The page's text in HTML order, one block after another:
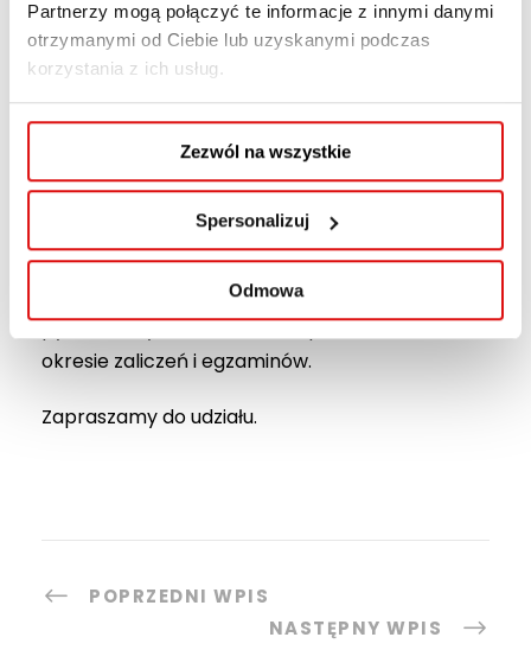
Partnerzy mogą połączyć te informacje z innymi danymi
otrzymanymi od Ciebie lub uzyskanymi podczas
korzystania z ich usług.
Zezwól na wszystkie
Spersonalizuj
Odmowa
Spotkanie będzie poświęcone praktycznym
sposobom radzenia sobie ze stresem przed
przygotowaniu do sesji egzaminacyjnej.
Termin:14 czerwca 2026 r. / niedziela
Podczas spotkania studenci będą mogli zadać
pytania i uzyskać wskazówki pomocne w
okresie zaliczeń i egzaminów.
Zapraszamy do udziału.
POPRZEDNI WPIS
NASTĘPNY WPIS